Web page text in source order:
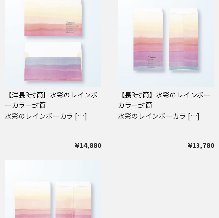
【洋長3封筒】水彩のレインボ
ーカラー封筒
水彩のレインボーカラ […]
¥14,880
【長3封筒】水彩のレインボー
カラー封筒
水彩のレインボーカラ […]
¥13,780